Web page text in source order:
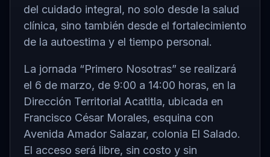
del cuidado integral, no solo desde la salud
clínica, sino también desde el fortalecimiento
de la autoestima y el tiempo personal.
La jornada “Primero Nosotras” se realizará
el 6 de marzo, de 9:00 a 14:00 horas, en la
Dirección Territorial Acatitla, ubicada en
Francisco César Morales, esquina con
Avenida Amador Salazar, colonia El Salado.
El acceso será libre, sin costo y sin